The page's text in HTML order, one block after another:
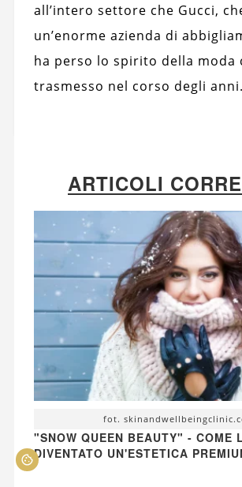
all’intero settore che Gucci,
un’enorme azienda di
ha perso lo spirito della moda
trasmesso nel corso degli anni.
ARTICOLI
fot.
"SNOW QUEEN BEAUTY" - COME
DIVENTATO UN'ESTETICA